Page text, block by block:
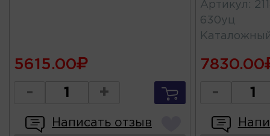
5615.00
- +
Написать отзыв
Артикул :
630уц
7830.00
-